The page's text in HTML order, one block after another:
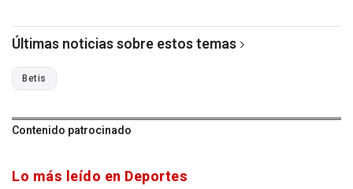
Últimas noticias sobre estos temas
Betis
Contenido patrocinado
Lo más leído en Deportes